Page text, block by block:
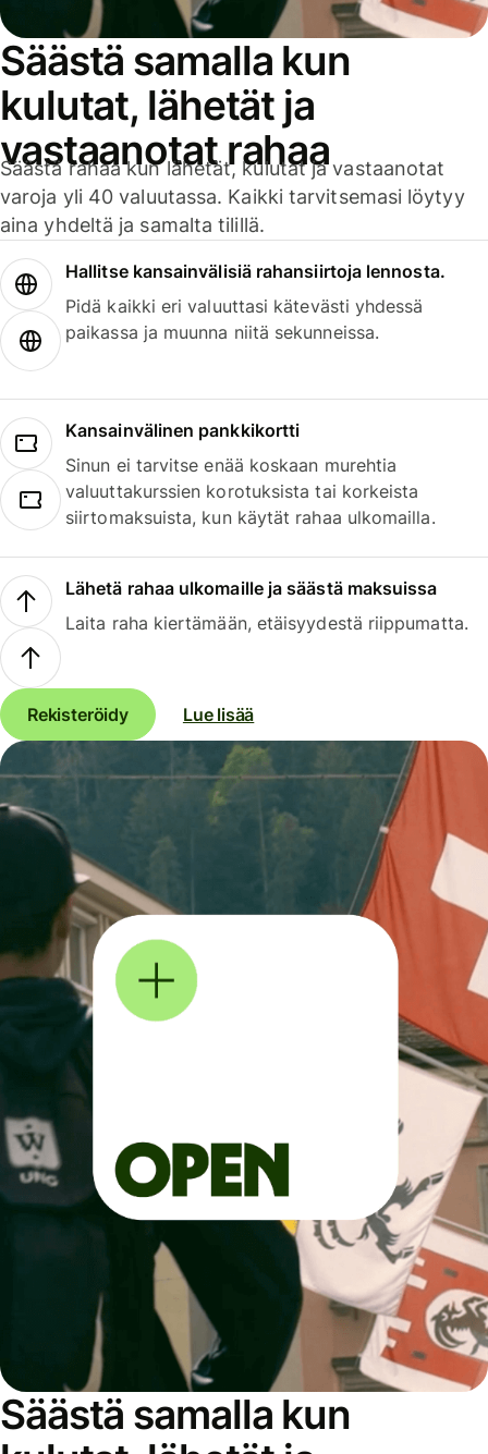
Säästä samalla kun
kulutat, lähetät ja
vastaanotat rahaa
Säästä rahaa kun lähetät, kulutat ja vastaanotat
varoja yli 40 valuutassa. Kaikki tarvitsemasi löytyy
aina yhdeltä ja samalta tilillä.
Hallitse kansainvälisiä rahansiirtoja lennosta.
Pidä kaikki eri valuuttasi kätevästi yhdessä
paikassa ja muunna niitä sekunneissa.
Kansainvälinen pankkikortti
Sinun ei tarvitse enää koskaan murehtia
valuuttakurssien korotuksista tai korkeista
siirtomaksuista, kun käytät rahaa ulkomailla.
Lähetä rahaa ulkomaille ja säästä maksuissa
Laita raha kiertämään, etäisyydestä riippumatta.
Rekisteröidy Lue lisää
Säästä samalla kun